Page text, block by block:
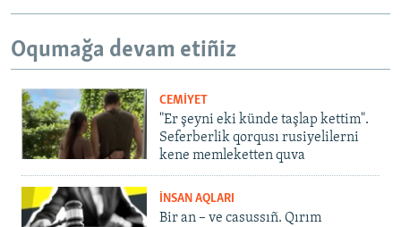
Oqumağa devam etiñiz
CEMİYET
"Er şeyni eki künde taşlap kettim".
Seferberlik qorqusı rusiyelilerni
kene memleketten quva
İNSAN AQLARI
Bir an – ve casussıñ. Qırım